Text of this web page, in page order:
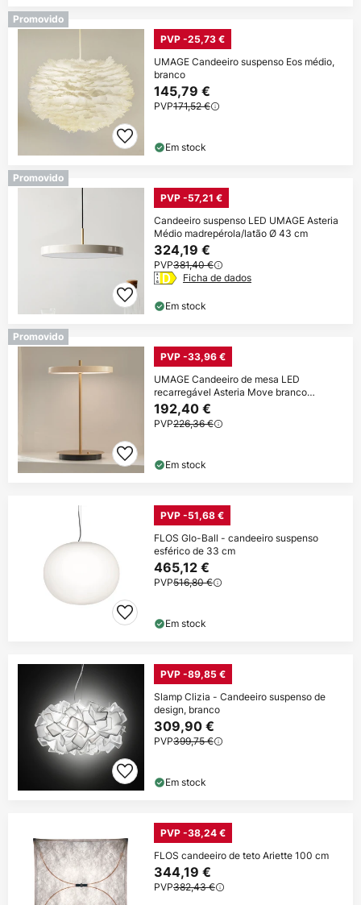
Promovido
PVP -25,73 €
UMAGE Candeeiro suspenso Eos médio,
branco
145,79 €
PVP171,52 €
Em stock
Promovido
PVP -57,21 €
Candeeiro suspenso LED UMAGE Asteria
Médio madrepérola/latão Ø 43 cm
324,19 €
PVP381,40 €
Ficha de dados
Em stock
Promovido
PVP -33,96 €
UMAGE Candeeiro de mesa LED
recarregável Asteria Move branco
pérola/latão 31cm
192,40 €
PVP226,36 €
Em stock
PVP -51,68 €
FLOS Glo-Ball - candeeiro suspenso
esférico de 33 cm
465,12 €
PVP516,80 €
Em stock
PVP -89,85 €
Slamp Clizia - Candeeiro suspenso de
design, branco
309,90 €
PVP399,75 €
Em stock
PVP -38,24 €
FLOS candeeiro de teto Ariette 100 cm
344,19 €
PVP382,43 €